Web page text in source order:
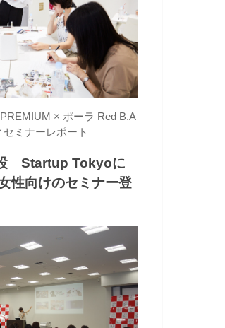
× ポーラ Red B.A
セミナーレポート
Startup Tokyoに
性向けのセミナー登